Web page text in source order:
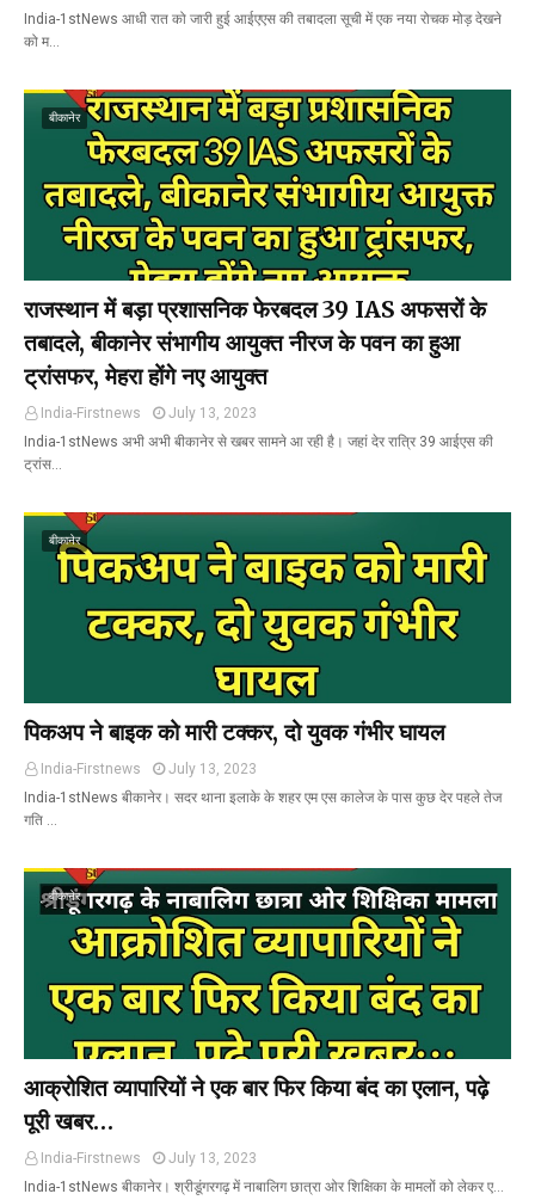
India-1stNews आधी रात को जारी हुई आईएएस की तबादला सूची में एक नया रोचक मोड़ देखने
को म…
बीकानेर
राजस्थान में बड़ा प्रशासनिक फेरबदल 39 IAS अफसरों के
तबादले, बीकानेर संभागीय आयुक्त नीरज के पवन का हुआ
ट्रांसफर, मेहरा होंगे नए आयुक्त
India-Firstnews
July 13, 2023
India-1stNews अभी अभी बीकानेर से खबर सामने आ रही है। जहां देर रात्रि 39 आईएस की
ट्रांस…
बीकानेर
पिकअप ने बाइक को मारी टक्कर, दो युवक गंभीर घायल
India-Firstnews
July 13, 2023
India-1stNews बीकानेर। सदर थाना इलाके के शहर एम एस कालेज के पास कुछ देर पहले तेज
गति …
बीकानेर
आक्रोशित व्यापारियों ने एक बार फिर किया बंद का एलान, पढ़े
पूरी खबर…
India-Firstnews
July 13, 2023
India-1stNews बीकानेर। श्रीडूंगरगढ़ में नाबालिग छात्रा ओर शिक्षिका के मामलों को लेकर ए…